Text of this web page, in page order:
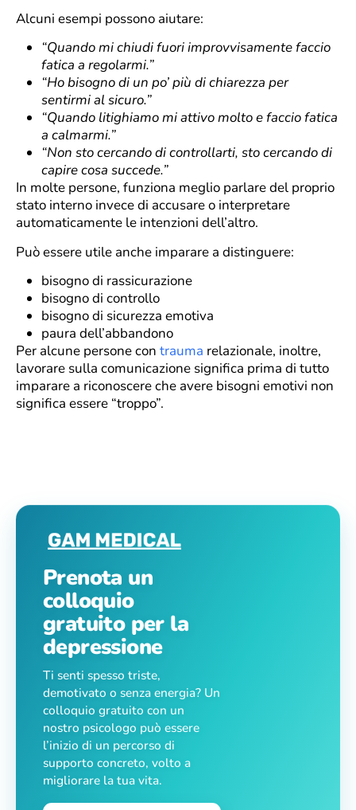
Alcuni esempi possono aiutare:
“Quando mi chiudi fuori improvvisamente faccio
fatica a regolarmi.”
“Ho bisogno di un po’ più di chiarezza per
sentirmi al sicuro.”
“Quando litighiamo mi attivo molto e faccio fatica
a calmarmi.”
“Non sto cercando di controllarti, sto cercando di
capire cosa succede.”
In molte persone, funziona meglio parlare del proprio
stato interno invece di accusare o interpretare
automaticamente le intenzioni dell’altro.
Può essere utile anche imparare a distinguere:
bisogno di rassicurazione
bisogno di controllo
bisogno di sicurezza emotiva
paura dell’abbandono
Per alcune persone con trauma relazionale, inoltre,
lavorare sulla comunicazione significa prima di tutto
imparare a riconoscere che avere bisogni emotivi non
significa essere “troppo”.
Prenota un
colloquio
gratuito per la
depressione
Ti senti spesso triste,
demotivato o senza energia? Un
colloquio gratuito con un
nostro psicologo può essere
l’inizio di un percorso di
supporto concreto, volto a
migliorare la tua vita.